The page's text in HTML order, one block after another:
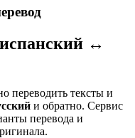
↔
переводить тексты и
и обратно. Сервис
перевода и